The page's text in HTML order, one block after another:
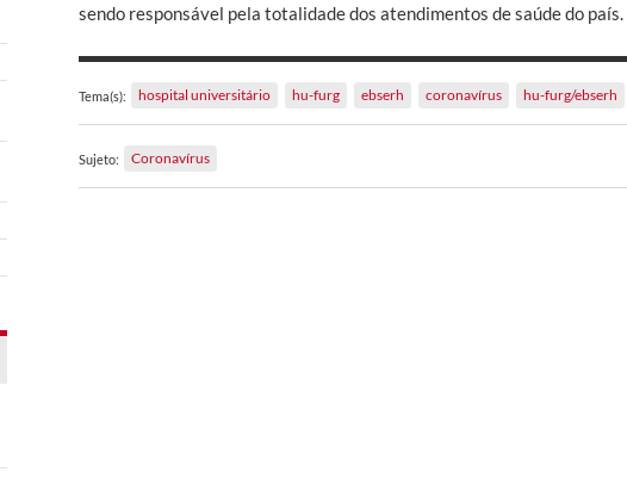
sendo responsável pela totalidade dos atendimentos de saúde do país.
Tema(s): hospital universitário hu-furg ebserh coronavírus hu-furg/ebserh
Sujeto: Coronavírus